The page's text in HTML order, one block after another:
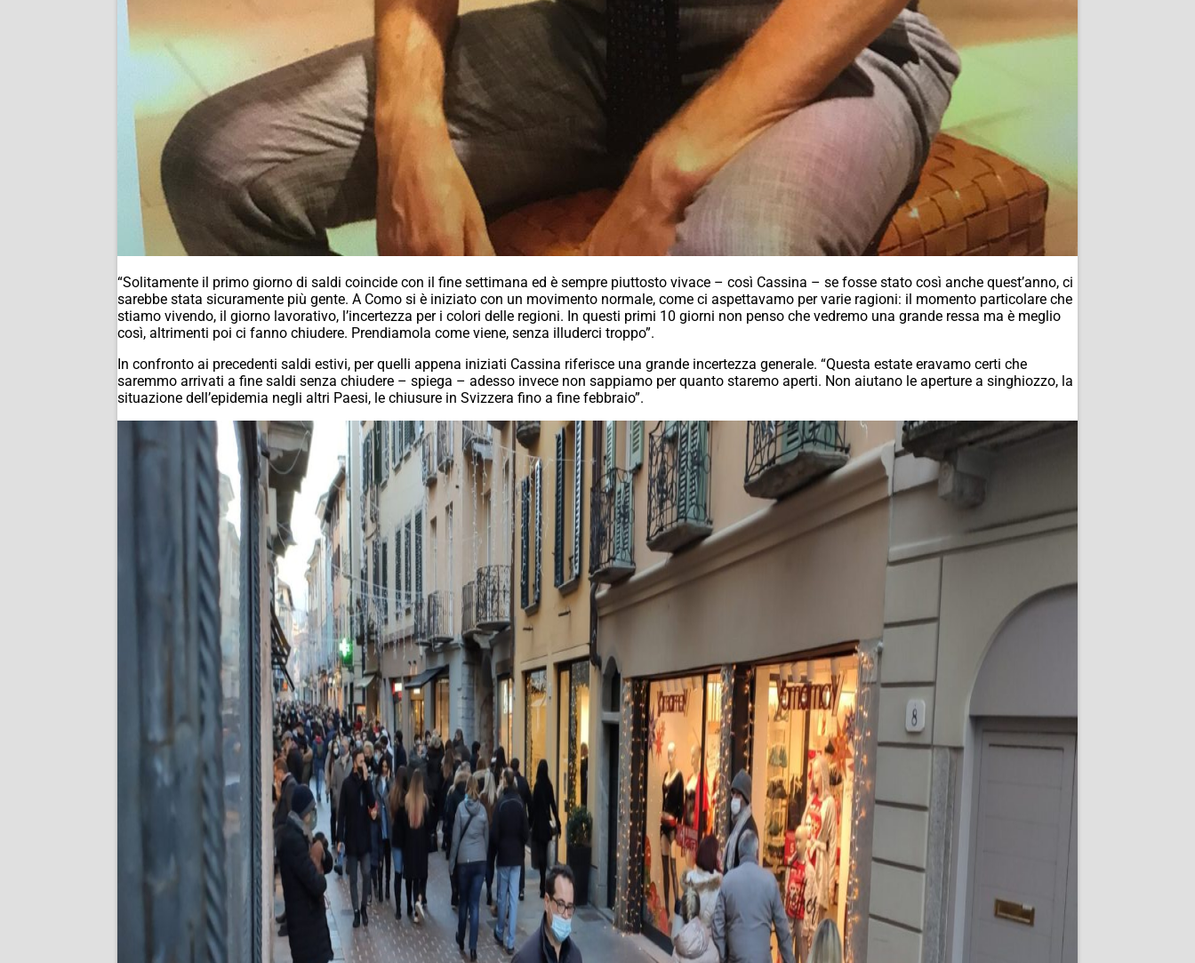
“Solitamente il primo giorno di saldi coincide con il fine settimana ed è sempre piuttosto vivace – così Cassina – se fosse stato così anche quest’anno, ci
sarebbe stata sicuramente più gente. A Como si è iniziato con un movimento normale, come ci aspettavamo per varie ragioni: il momento particolare che
stiamo vivendo, il giorno lavorativo, l’incertezza per i colori delle regioni. In questi primi 10 giorni non penso che vedremo una grande ressa ma è meglio
così, altrimenti poi ci fanno chiudere. Prendiamola come viene, senza illuderci troppo”.
In confronto ai precedenti saldi estivi, per quelli appena iniziati Cassina riferisce una grande incertezza generale. “Questa estate eravamo certi che
saremmo arrivati a fine saldi senza chiudere – spiega – adesso invece non sappiamo per quanto staremo aperti. Non aiutano le aperture a singhiozzo, la
situazione dell’epidemia negli altri Paesi, le chiusure in Svizzera fino a fine febbraio”.